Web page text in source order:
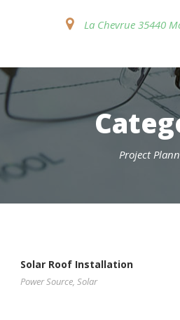
La Chevrue 35440
Project
Solar Roof Installation
Power Source, Solar